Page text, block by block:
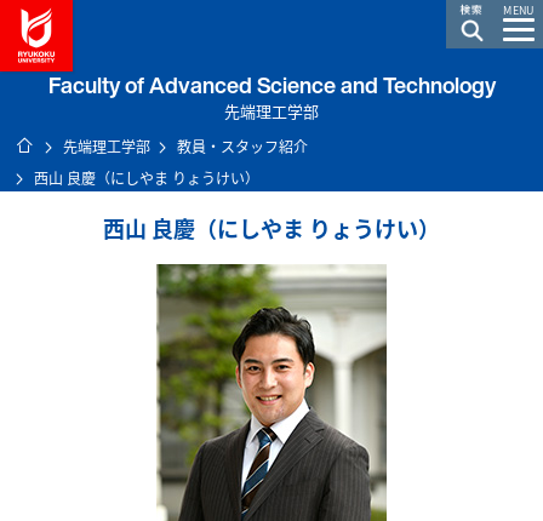
MENU
Faculty of Advanced Science and Technology
先端理工学部
ホーム
先端理工学部
教員・スタッフ紹介
西山 良慶（にしやま りょうけい）
西山 良慶（にしやま りょうけい）